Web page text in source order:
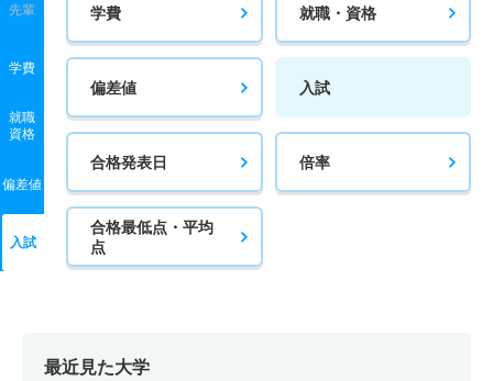
先輩
学費
就職
資格
偏差値
入試
学費 就職・資格
偏差値 入試
合格発表日 倍率
合格最低点・平均
点
最近見た大学